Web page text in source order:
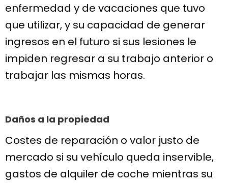
enfermedad y de vacaciones que tuvo
que utilizar, y su capacidad de generar
ingresos en el futuro si sus lesiones le
impiden regresar a su trabajo anterior o
trabajar las mismas horas.
Daños a la propiedad
Costes de reparación o valor justo de
mercado si su vehículo queda inservible,
gastos de alquiler de coche mientras su